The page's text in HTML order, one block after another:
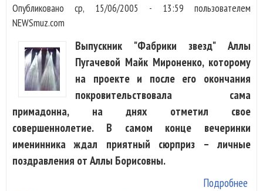
Опубликованоср, 15/06/2005 - 13:59 пользователем
NEWSmuz.com
Выпускник "Фабрики звезд" Аллы
Пугачевой Майк Мироненко, которому
на проекте и после его окончания
покровительствовала сама
примадонна, на днях отметил свое
совершеннолетие. В самом конце вечеринки
именинника ждал приятный сюрприз – личные
поздравления от Аллы Борисовны.
Подробнее